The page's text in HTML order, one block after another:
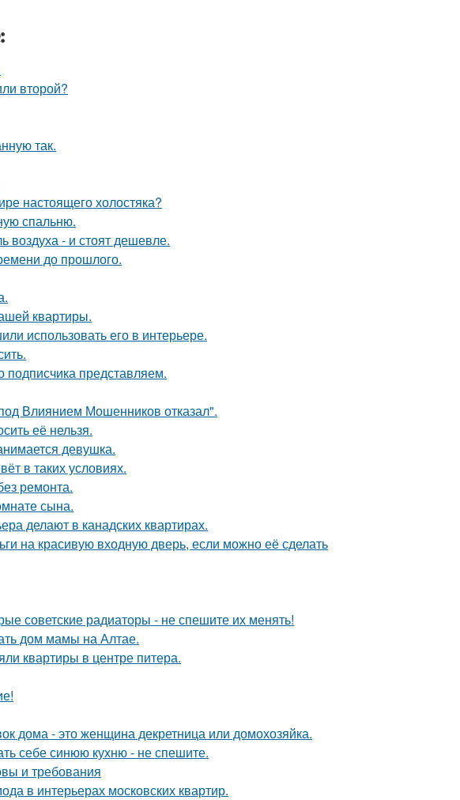
второй?
так.
настоящего холостяка?
спальню.
воздуха - и стоят дешевле.
до прошлого.
квартиры.
использовать его в интерьере.
представляем.
Влиянием Мошенников отказал".
её нельзя.
девушка.
в таких условиях.
ремонта.
сына.
делают в канадских квартирах.
на красивую входную дверь, если можно её сделать
советские радиаторы - не спешите их менять!
дом мамы на Алтае.
квартиры в центре питера.
дома - это женщина декретница или домохозяйка.
себе синюю кухню - не спешите.
и требования
в интерьерах московских квартир.